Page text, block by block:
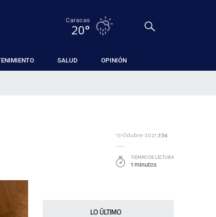
Caracas
20°
SALUD OPINIÓN
13-Octubre-2021 7:34
TIEMPO DE LECTURA
1 minutos
LO ÚLTIMO